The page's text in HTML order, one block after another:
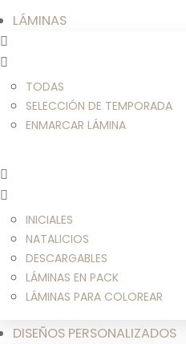
LÁMINAS
TODAS
SELECCIÓN DE TEMPORADA
ENMARCAR LÁMINA
INICIALES
NATALICIOS
DESCARGABLES
LÁMINAS EN PACK
LÁMINAS PARA COLOREAR
DISEÑOS PERSONALIZADOS